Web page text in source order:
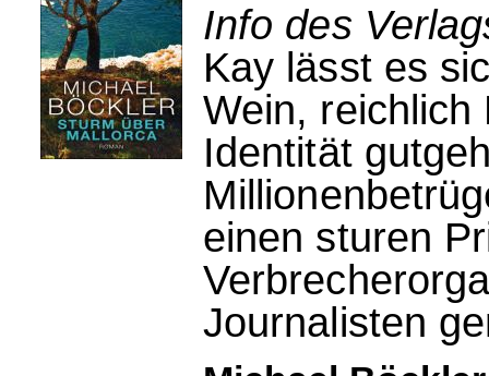
Info des
Kay lässt es
Wein, reichlich
Identität
einen sturen
Journalisten